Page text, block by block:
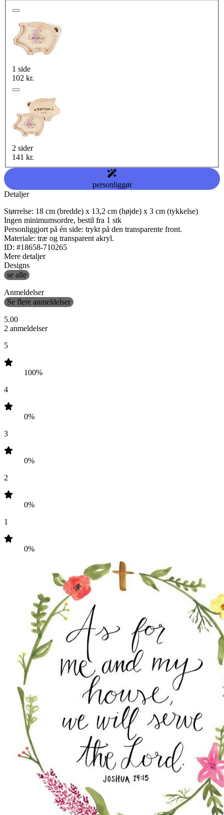
1 side
102 kr.
2 sider
141 kr.
personliggør
Detaljer
Størrelse: 18 cm (bredde) x 13,2 cm (højde) x 3 cm (tykkelse)
Ingen minimumsordre, bestil fra 1 stk
Personliggjort på én side: trykt på den transparente front.
Materiale: træ og transparent akryl.
ID: #18658-710265
Mere detaljer
Designs
se alle
Anmeldelser
Se flere anmeldelser
5.00
2 anmeldelser
5
100%
4
0%
3
0%
2
0%
1
0%